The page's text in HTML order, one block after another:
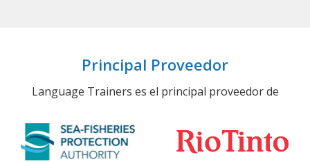
Principal Proveedor
Language Trainers es el principal proveedor de